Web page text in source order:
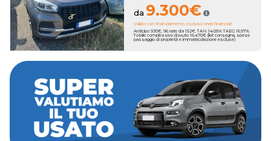
da 9.300€
Valido con finanziamento, escluso oneri finanziari
Anticipo 930€. 96 rate da 152€. TAN 14.05% TAEG 16.97%.
Totale complessivo dovuto 16.470€ (kit consegna, spese
passaggio di proprietà e immatricolazione escluse)
Hai una permuta?
Romana Auto sottrae il suo valore al momento dell'acquisto
della tua nuova auto, con una super valutazione aggiuntiva fino
a 3250€. Hai un usato da rottamare? Romana Auto ha pensato a
dei bonus anche sull'usato che vale zero!